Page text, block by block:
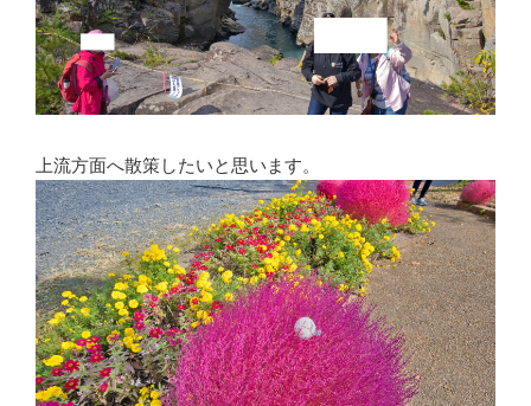
上流方面へ散策したいと思います。